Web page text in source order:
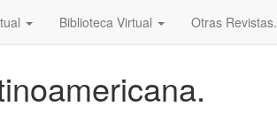
Biblioteca Virtual Otras Revistas.